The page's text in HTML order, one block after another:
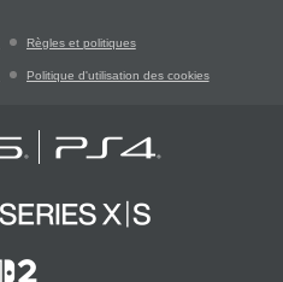
Règles et politiques
Politique d'utilisation des cookies